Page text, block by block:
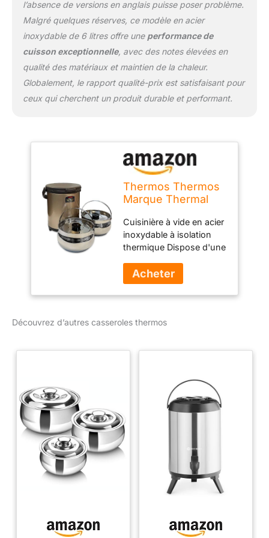
l’absence de versions en anglais puisse poser problème.
Malgré quelques réserves, ce modèle en acier
inoxydable de 6 litres offre une performance de
cuisson exceptionnelle, avec des notes élevées en
qualité des matériaux et maintien de la chaleur.
Globalement, le rapport qualité-prix est satisfaisant pour
ceux qui cherchent un produit durable et performant.
Thermos Thermos
Marque Thermal
(RPC-6000) Bronze
Cuisinière à vide en acier
inoxydable à isolation
thermique Dispose d'une
sous caution de
verrouillage pour le
transport sécurisé et
Thermos Livré avec deux
inoxydable à l'intérieur 6L
Découvrez d’autres casseroles thermos